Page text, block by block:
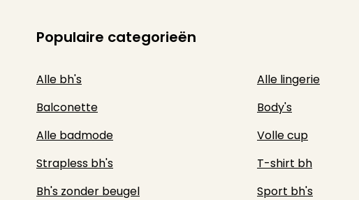
Populaire categorieën
Alle bh's Alle lingerie
Balconette
Body's
Alle badmode
Volle cup
Strapless bh's
T-shirt bh
Bh's zonder beugel
Sport bh's